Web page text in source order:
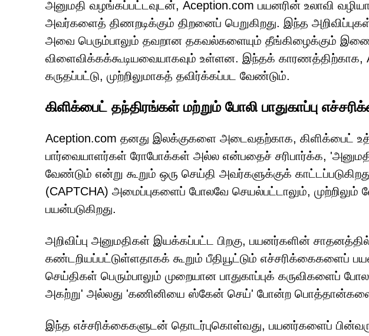
அனுமதி வழங்கப்பட்டவுடன், Aception.com பயனரின் உலாவி
அவர்களைத் திணறடிக்கும் திறனைப் பெறுகிறது. இந்த
அவை பெரும்பாலும் தவறான தகவல்களையும் தீங்கிழைக்கும்
விளைவிக்கக்கூடியவையாகவும் உள்ளன. இந்தக் காரணத்திற்காக,
கருதப்பட்டு, முற்றிலுமாகத் தவிர்க்கப்பட வேண்டும்.
கிளிக்பைட் தந்திரங்கள் மற்றும் போலி பாதுகாப்பு
Aception.com தனது இலக்குகளை அடைவதற்காக, கிளிக்பைட்
பார்வையாளர்கள் ரோபோக்கள் அல்ல என்பதைச் சரிபார்க்க,
வேண்டும் என்று கூறும் ஒரு செய்தி அவர்களுக்குக்
(CAPTCHA) அமைப்புகளைப் போலவே செயல்பட்டாலும், முற்றிலும்
பயன்படுகிறது.
அறிவிப்பு அனுமதிகள் இயக்கப்பட்ட பிறகு, பயனர்களின்
கண்டறியப்பட்டுள்ளதாகக் கூறும் பீதியூட்டும்
செய்திகள் பெரும்பாலும் முறையான பாதுகாப்புக் கருவிகளைப்
அகற்று' அல்லது 'கணினியை ஸ்கேன் செய்' போன்ற
இந்த எச்சரிக்கைகளுடன் தொடர்புகொள்வது, பயனர்களைப்